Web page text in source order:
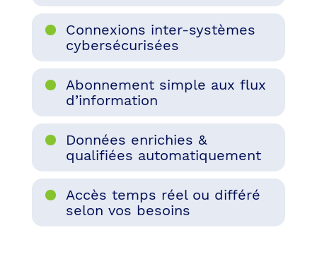
Connexions inter-systèmes
cybersécurisées
Abonnement simple aux flux
d’information
Données enrichies &
qualifiées automatiquement
Accès temps réel ou différé
selon vos besoins